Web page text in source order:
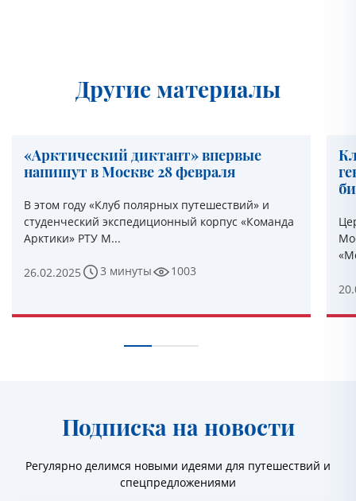
Другие материалы
«Арктический диктант» впервые
напишут в Москве 28 февраля
В этом году «Клуб полярных путешествий» и
студенческий экспедиционный корпус «Команда
Арктики» РТУ М...
26.02.2025 3 минуты 1003
Подписка на новости
Регулярно делимся новыми идеями для путешествий и
спецпредложениями